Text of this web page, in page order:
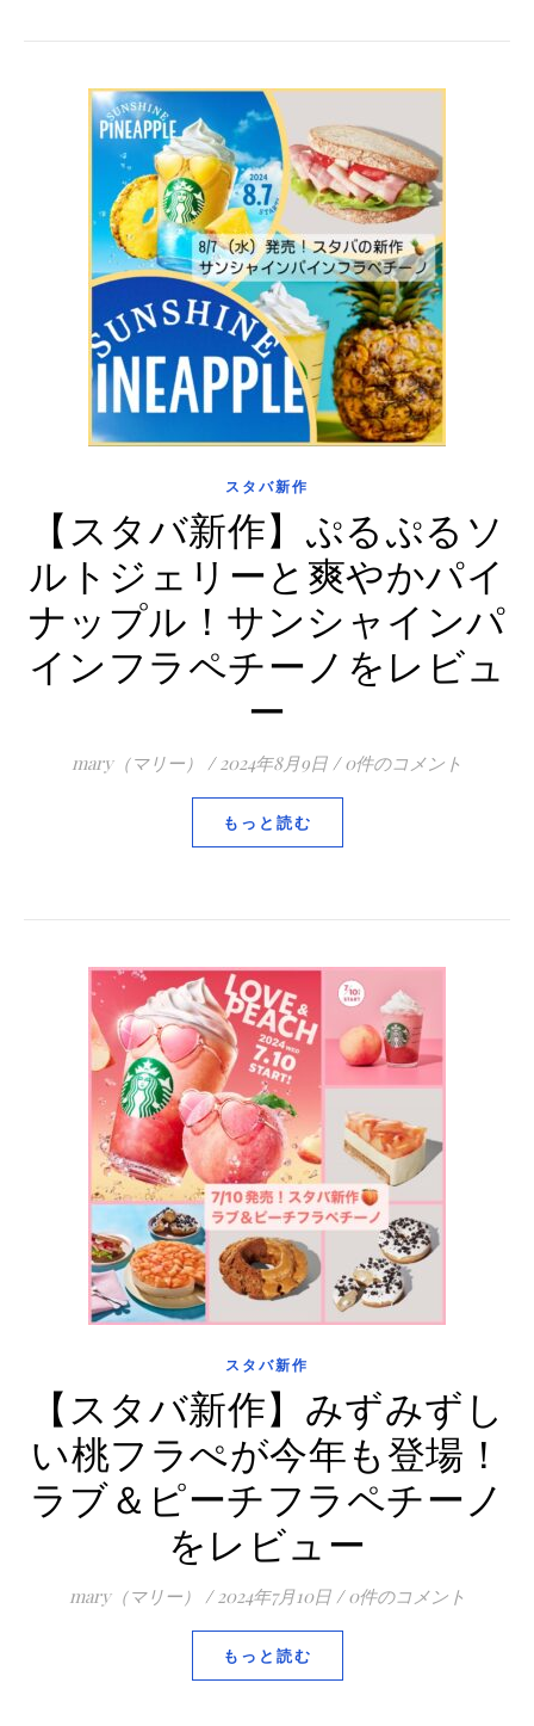
スタバ新作
【スタバ新作】ぷるぷるソ
ルトジェリーと爽やかパイ
ナップル！サンシャインパ
インフラペチーノをレビュ
ー
mary（マリー） / 2024年8月9日 / 0件のコメント
もっと読む
スタバ新作
【スタバ新作】みずみずし
い桃フラぺが今年も登場！
ラブ＆ピーチフラペチーノ
をレビュー
mary（マリー） / 2024年7月10日 / 0件のコメント
もっと読む